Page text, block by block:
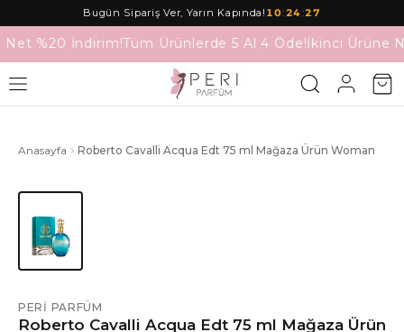
Bugün Sipariş Ver, Yarın Kapında! 10:24:27
%20 İndirim!Tüm Ürünlerde 5 Al 4 Öde!İkinci Ürüne
Anasayfa Roberto Cavalli Acqua Edt 75 ml Mağaza Ürün Woman
PERI PARFÜM
Roberto Cavalli Acqua Edt 75 ml Mağaza Ürün